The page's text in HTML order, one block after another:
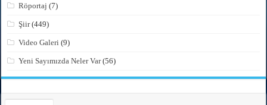
Röportaj (7)
Şiir(449)
Video Galeri (9)
Yeni Sayımızda Neler Var(56)